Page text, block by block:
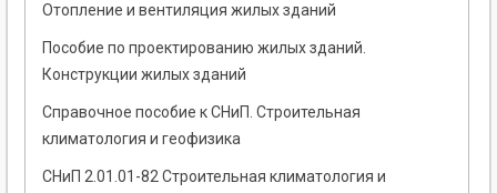
Отопление и вентиляция жилых зданий
Пособие по проектированию жилых зданий.
Конструкции жилых зданий
Справочное пособие к СНиП. Строительная
климатология и геофизика
СНиП 2.01.01-82 Строительная климатология и